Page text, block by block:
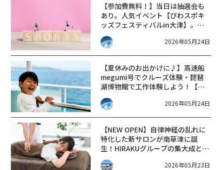
【参加費無料！】当日は抽選会も
あり。人気イベント【びわスポキ
ッズフェスティバルin大津】。申
し込みは6月1日〜先着順!!
2026年05月24日
【夏休みのお出かけに♪】高速船
megumi号でクルーズ体験・琵琶
湖博物館で工作体験しよう！【令
和8年度景観づくりチャレンジ隊】
2026年05月24日
【NEW OPEN】自律神経の乱れに
特化した新サロンが南草津に誕
生！HIRAKUグループの集大成とな
る新店舗が6月1日オープン！
2026年05月23日